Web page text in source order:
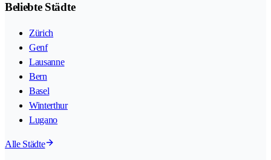
Beliebte Städte
Zürich
Genf
Lausanne
Bern
Basel
Winterthur
Lugano
Alle Städte